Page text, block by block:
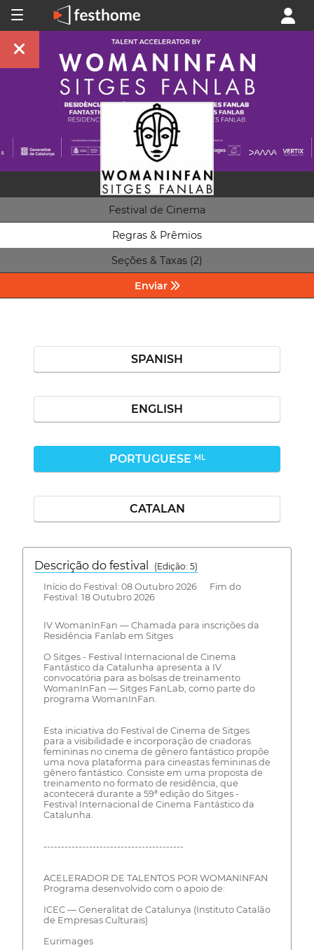
Festival de Cinema
Regras & Prêmios
Seções & Taxas (2)
Enviar
SPANISH
ENGLISH
PORTUGUESE ML
CATALAN
Descrição do festival
(Edição: 5)
Início do Festival: 08 Outubro 2026 Fim do
Festival: 18 Outubro 2026
IV WomanInFan — Chamada para inscrições da
Residência Fanlab em Sitges
O Sitges - Festival Internacional de Cinema
Fantástico da Catalunha apresenta a IV
convocatória para as bolsas de treinamento
WomanInFan — Sitges FanLab, como parte do
programa WomanInFan.
Esta iniciativa do Festival de Cinema de Sitges
para a visibilidade e incorporação de criadoras
femininas no cinema de gênero fantástico propõe
uma nova plataforma para cineastas femininas de
gênero fantástico. Consiste em uma proposta de
treinamento no formato de residência, que
acontecerá durante a 59ª edição do Sitges -
Festival Internacional de Cinema Fantástico da
Catalunha.
----------------------------------------
ACELERADOR DE TALENTOS POR WOMANINFAN
Programa desenvolvido com o apoio de:
ICEC — Generalitat de Catalunya (Instituto Catalão
de Empresas Culturais)
Eurimages